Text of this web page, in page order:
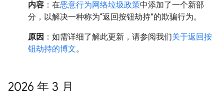
内容 ：在恶意行为网络垃圾政策中添加了一个新部
分，以解决一种称为“返回按钮劫持”的欺骗行为。
原因 ：如需详细了解此更新，请参阅我们关于返回按
钮劫持的博文。
2026 年 3 月